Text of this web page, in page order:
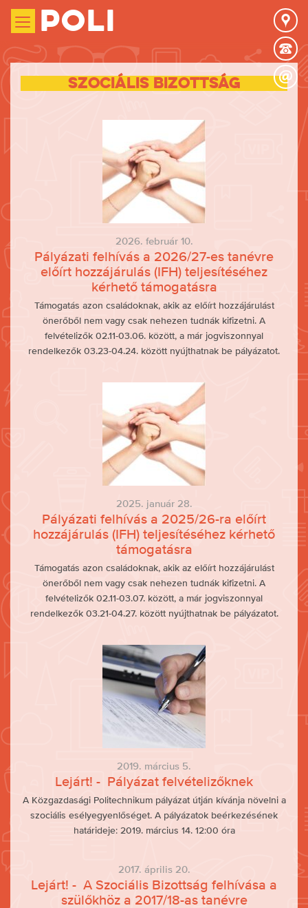
Poli
Szociális Bizottság
2026. február 10.
Pályázati felhívás a 2026/27-es tanévre
előírt hozzájárulás (IFH) teljesítéséhez
kérhető támogatásra
Támogatás azon családoknak, akik az előírt hozzájárulást
önerőből nem vagy csak nehezen tudnák kifizetni. A
felvételizők 02.11-03.06. között, a már jogviszonnyal
rendelkezők 03.23-04.24. között nyújthatnak be pályázatot.
2025. január 28.
Pályázati felhívás a 2025/26-ra előírt
hozzájárulás (IFH) teljesítéséhez kérhető
támogatásra
Támogatás azon családoknak, akik az előírt hozzájárulást
önerőből nem vagy csak nehezen tudnák kifizetni. A
felvételizők 02.11-03.07. között, a már jogviszonnyal
rendelkezők 03.21-04.27. között nyújthatnak be pályázatot.
2019. március 5.
Lejárt! - Pályázat felvételizőknek
A Közgazdasági Politechnikum pályázat útján kívánja növelni a
szociális esélyegyenlőséget. A pályázatok beérkezésének
határideje: 2019. március 14. 12:00 óra
2017. április 20.
Lejárt! - A Szociális Bizottság felhívása a
szülőkhöz a 2017/18-as tanévre